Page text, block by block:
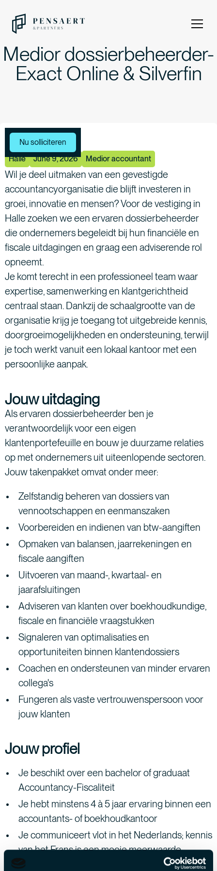
Medior dossierbeheerder-
Exact Online & Silverfin
Meer vacatures
Halle June 9, 2026 Medior accountant
Wil je deel uitmaken van een gevestigde
accountancyorganisatie die blijft investeren in
groei, innovatie en mensen? Voor de vestiging in
Halle zoeken we een ervaren dossierbeheerder
die ondernemers begeleidt bij hun financiële en
fiscale uitdagingen en graag een adviserende rol
opneemt.
Je komt terecht in een professioneel team waar
expertise, samenwerking en klantgerichtheid
centraal staan. Dankzij de schaalgrootte van de
organisatie krijg je toegang tot uitgebreide kennis,
doorgroeimogelijkheden en ondersteuning, terwijl
je toch werkt vanuit een lokaal kantoor met een
persoonlijke aanpak.
Jouw uitdaging
Als ervaren dossierbeheerder ben je
verantwoordelijk voor een eigen
klantenportefeuille en bouw je duurzame relaties
op met ondernemers uit uiteenlopende sectoren.
Jouw takenpakket omvat onder meer:
Zelfstandig beheren van dossiers van
vennootschappen en eenmanszaken
Voorbereiden en indienen van btw-aangiften
Opmaken van balansen, jaarrekeningen en
fiscale aangiften
Uitvoeren van maand-, kwartaal- en
jaarafsluitingen
Adviseren van klanten over boekhoudkundige,
fiscale en financiële vraagstukken
Signaleren van optimalisaties en
opportuniteiten binnen klantendossiers
Coachen en ondersteunen van minder ervaren
collega's
Fungeren als vaste vertrouwenspersoon voor
jouw klanten
Jouw profiel
Je beschikt over een bachelor of graduaat
Accountancy-Fiscaliteit
Je hebt minstens 4 à 5 jaar ervaring binnen een
accountants- of boekhoudkantoor
Je communiceert vlot in het Nederlands; kennis
van het Frans is een mooie meerwaarde
Je werkt zelfstandig, nauwkeurig en neemt
Nu solliciteren